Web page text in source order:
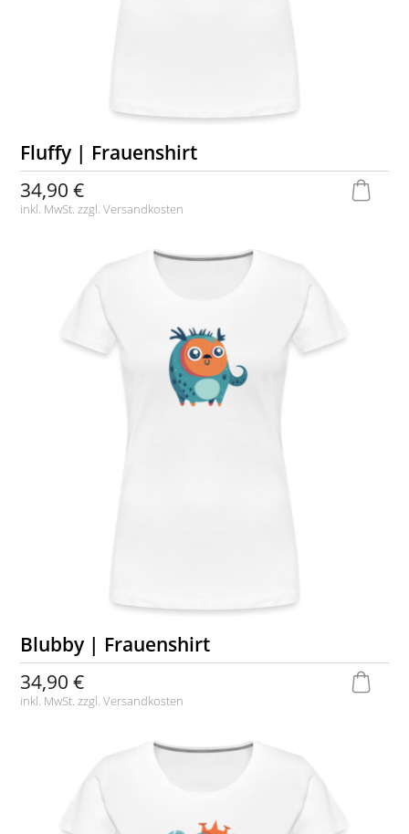
Fluffy | Frauenshirt
34,90 €
inkl. MwSt. zzgl.Versandkosten
Blubby | Frauenshirt
34,90 €
inkl. MwSt. zzgl.Versandkosten